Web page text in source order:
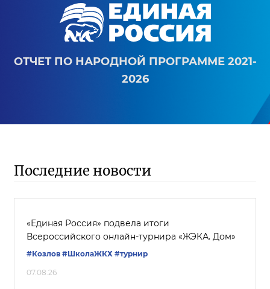
ОТЧЕТ ПО НАРОДНОЙ ПРОГРАММЕ 2021-
2026
Последние новости
«Единая Россия» подвела итоги
Всероссийского онлайн-турнира «ЖЭКА. Дом»
#Козлов #ШколаЖКХ #турнир
07.08.26